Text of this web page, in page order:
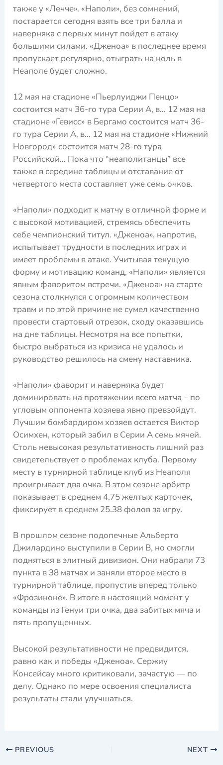
также у «Лечче». «Наполи», без сомнений,
постарается сегодня взять все три балла и
наверняка с первых минут пойдет в атаку
большими силами. «Дженоа» в последнее время
пропускает регулярно, отыграть на ноль в
Неаполе будет сложно.
12 мая на стадионе «Пьерлуиджи Пенцо»
состоится матч 36-го тура Серии А, в… 12 мая на
стадионе «Гевисс» в Бергамо состоится матч 36-
го тура Серии А, в… 12 мая на стадионе «Нижний
Новгород» состоится матч 28-го тура
Российской… Пока что “неаполитанцы” все
также в середине таблицы и отставание от
четвертого места составляет уже семь очков.
«Наполи» подходит к матчу в отличной форме и
с высокой мотивацией, стремясь обеспечить
себе чемпионский титул. «Дженоа», напротив,
испытывает трудности в последних играх и
имеет проблемы в атаке. Учитывая текущую
форму и мотивацию команд, «Наполи» является
явным фаворитом встречи. «Дженоа» на старте
сезона столкнулся с огромным количеством
травм и по этой причине не сумел качественно
провести стартовый отрезок, сходу оказавшись
на дне таблицы. Несмотря на все попытки,
быстро выбраться из кризиса не удалось и
руководство решилось на смену наставника.
«Наполи» фаворит и наверняка будет
доминировать на протяжении всего матча – по
угловым оппонента хозяева явно превзойдут.
Лучшим бомбардиром хозяев остается Виктор
Осимхен, который забил в Серии А семь мячей.
Столь невысокая результативность лишний раз
свидетельствует о проблемах клуба. Первому
месту в турнирной таблице клуб из Неаполя
проигрывает два очка. В этом сезоне арбитр
показывает в среднем 4.75 желтых карточек,
фиксирует в среднем 25.38 фолов за игру.
В прошлом сезоне подопечные Альберто
Джилардино выступили в Серии В, но смогли
подняться в элитный дивизион. Они набрали 73
пункта в 38 матчах и заняли второе место в
турнирной таблице, пропустив вперед только
«Фрозиноне». В итоге в настоящий момент у
команды из Генуи три очка, два забитых мяча и
пять пропущенных.
Высокой результативности не предвидится,
равно как и победы «Дженоа». Сержиу
Консейсау много критиковали, зачастую — по
делу. Однако по мере освоения специалиста
результаты стали улучшаться.
PREVIOUS NEXT